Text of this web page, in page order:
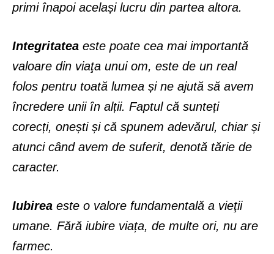
primi înapoi același lucru din partea altora.
Integritatea este poate cea mai importantă
valoare din viaţa unui om, este de un real
folos pentru toată lumea și ne ajută să avem
încredere unii în alții. Faptul că sunteți
corecți, onești și că spunem adevărul, chiar și
atunci când avem de suferit, denotă tărie de
caracter.
Iubirea este o valore fundamentală a vieţii
umane. Fără iubire viața, de multe ori, nu are
farmec.